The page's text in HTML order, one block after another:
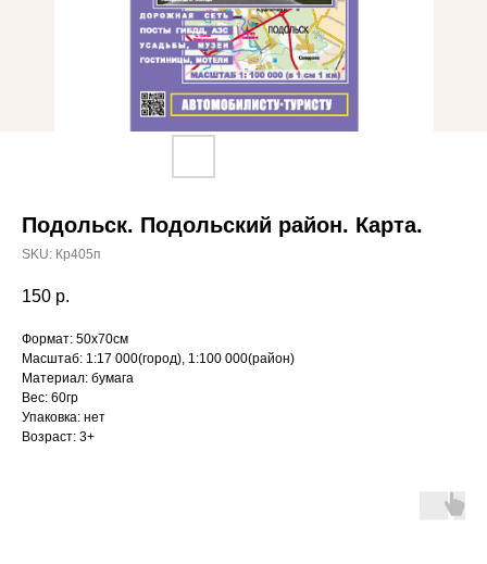
Подольск. Подольский район. Карта.
SKU: Кр405п
150 р.
Формат: 50х70см
Масштаб: 1:17 000(город), 1:100 000(район)
Материал: бумага
Вес: 60гр
Упаковка: нет
Возраст: 3+